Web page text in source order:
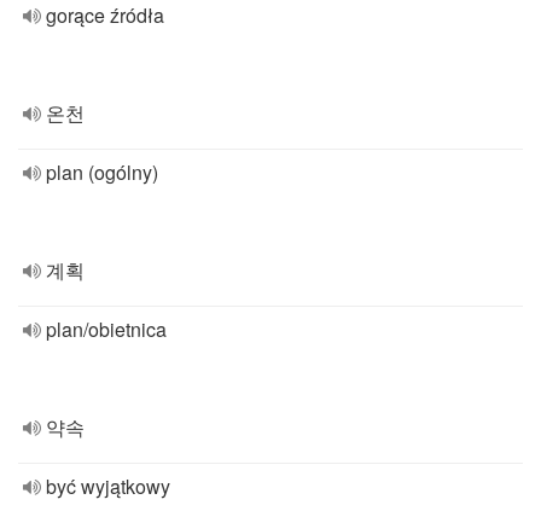
gorące źródła
온천
plan (ogólny)
계획
plan/obietnica
약속
być wyjątkowy